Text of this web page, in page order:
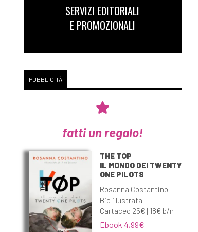
SERVIZI EDITORIALI
E PROMOZIONALI
PUBBLICITÀ
fatti un regalo!
THE TOP
IL MONDO DEI TWENTY
ONE PILOTS
Rosanna Costantino
Bio illustrata
Cartaceo 25€ | 18€ b/n
Ebook 4,99€